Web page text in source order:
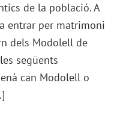
de la població. A
entrar per matrimoni
dels Modolell de
següents
can Modolell o